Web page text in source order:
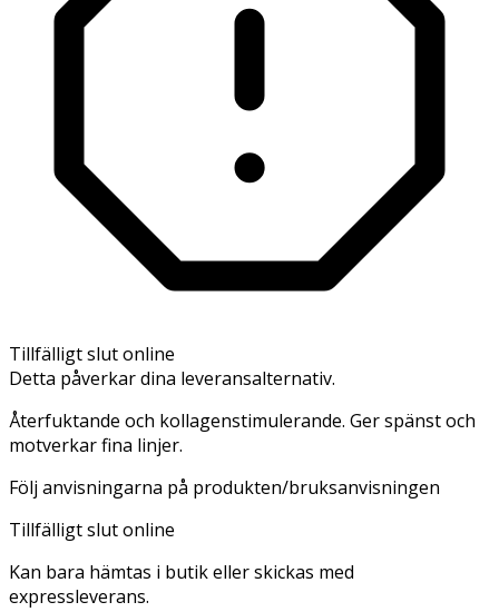
Tillfälligt slut online
Detta påverkar dina leveransalternativ.
Återfuktande och kollagenstimulerande. Ger spänst och
motverkar fina linjer.
Följ anvisningarna på produkten/bruksanvisningen
Tillfälligt slut online
Kan bara hämtas i butik eller skickas med
expressleverans.